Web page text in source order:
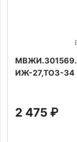
ИЖ-27,ТОЗ-34
2 475 ₽